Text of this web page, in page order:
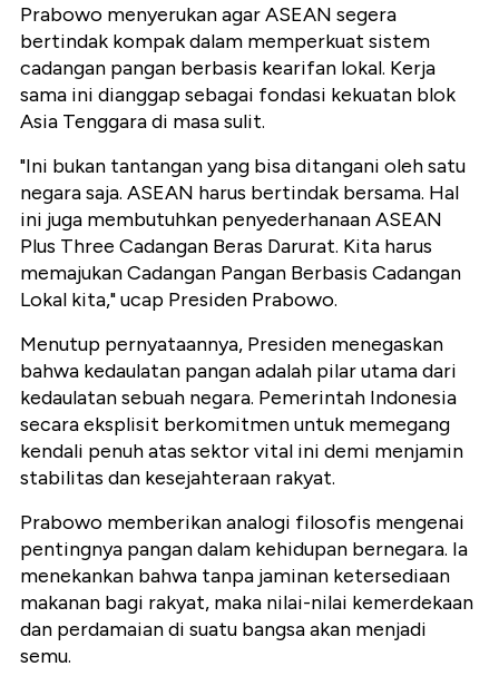
Prabowo menyerukan agar ASEAN segera
bertindak kompak dalam memperkuat sistem
cadangan pangan berbasis kearifan lokal. Kerja
sama ini dianggap sebagai fondasi kekuatan blok
Asia Tenggara di masa sulit.
"Ini bukan tantangan yang bisa ditangani oleh satu
negara saja. ASEAN harus bertindak bersama. Hal
ini juga membutuhkan penyederhanaan ASEAN
Plus Three Cadangan Beras Darurat. Kita harus
memajukan Cadangan Pangan Berbasis Cadangan
Lokal kita," ucap Presiden Prabowo.
Menutup pernyataannya, Presiden menegaskan
bahwa kedaulatan pangan adalah pilar utama dari
kedaulatan sebuah negara. Pemerintah Indonesia
secara eksplisit berkomitmen untuk memegang
kendali penuh atas sektor vital ini demi menjamin
stabilitas dan kesejahteraan rakyat.
Prabowo memberikan analogi filosofis mengenai
pentingnya pangan dalam kehidupan bernegara. Ia
menekankan bahwa tanpa jaminan ketersediaan
makanan bagi rakyat, maka nilai-nilai kemerdekaan
dan perdamaian di suatu bangsa akan menjadi
semu.